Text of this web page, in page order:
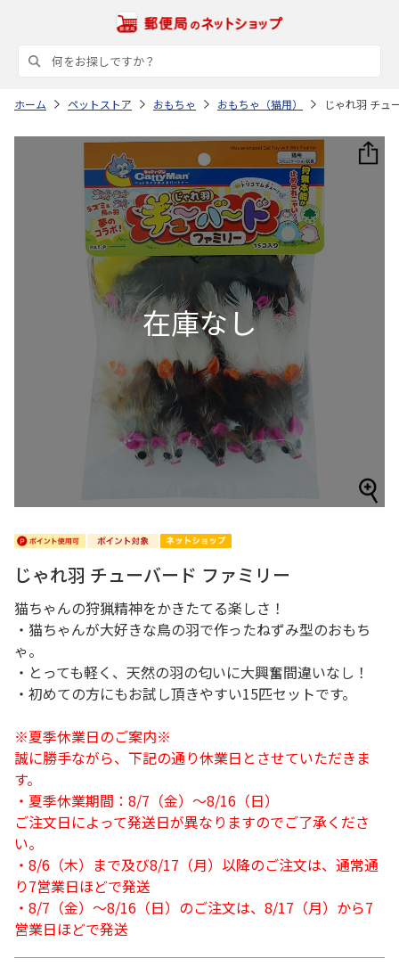
ホーム ペットストア おもちゃ おもちゃ（猫用） じゃれ羽 チュ
じゃれ羽 チューバード ファミリー
猫ちゃんの狩猟精神をかきたてる楽しさ！
・猫ちゃんが大好きな鳥の羽で作ったねずみ型のおもち
ゃ。
・とっても軽く、天然の羽の匂いに大興奮間違いなし！
・初めての方にもお試し頂きやすい15匹セットです。
※夏季休業日のご案内※
誠に勝手ながら、下記の通り休業日とさせていただきま
す。
・夏季休業期間：8/7（金）～8/16（日）
ご注文日によって発送日が異なりますのでご了承くださ
い。
・8/6（木）まで及び8/17（月）以降のご注文は、通常通
り7営業日ほどで発送
・8/7（金）～8/16（日）のご注文は、8/17（月）から7
営業日ほどで発送